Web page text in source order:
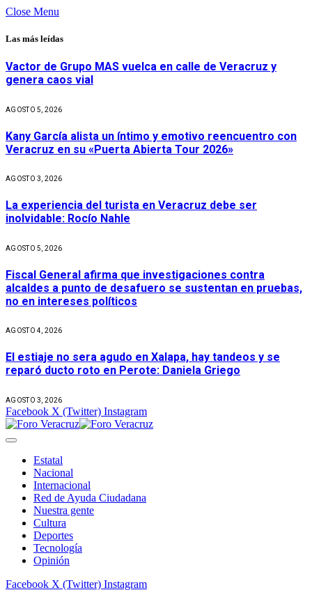
Close Menu
Las más leídas
Vactor de Grupo MAS vuelca en calle de Veracruz y
genera caos vial
AGOSTO 5, 2026
Kany García alista un íntimo y emotivo reencuentro con
Veracruz en su «Puerta Abierta Tour 2026»
AGOSTO 3, 2026
La experiencia del turista en Veracruz debe ser
inolvidable: Rocío Nahle
AGOSTO 5, 2026
Fiscal General afirma que investigaciones contra
alcaldes a punto de desafuero se sustentan en pruebas,
no en intereses políticos
AGOSTO 4, 2026
El estiaje no sera agudo en Xalapa, hay tandeos y se
reparó ducto roto en Perote: Daniela Griego
AGOSTO 3, 2026
Facebook X (Twitter) Instagram
Estatal
Nacional
Internacional
Red de Ayuda Ciudadana
Nuestra gente
Cultura
Deportes
Tecnología
Opinión
Facebook X (Twitter) Instagram